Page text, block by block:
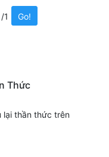
/1 Go!
Thức
lại thần thức trên